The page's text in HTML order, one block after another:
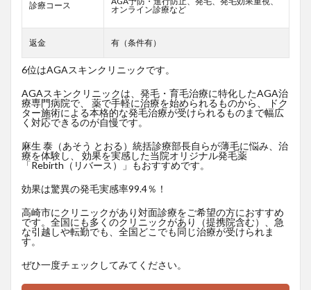
診療コース
オンライン診療など
返金 有（条件有）
6位はAGAスキンクリニックです。
AGAスキンクリニックは、発毛・育毛治療に特化したAGA治
療専門病院で、 薬で手軽に治療を始められるものから、 ドク
ター施術による本格的な発毛治療が受けられるものまで幅広
く対応できるのが自慢です。
麻生 泰（あそう とおる）統括診療部長自らが薄毛に悩み、治
療を体験し、 効果を実感した当院オリジナル発毛薬
「Rebirth（リバース）」もおすすめです。
効果は驚異の発毛実感率99.4％！
高崎市にクリニックがあり対面診療をご希望の方におすすめ
です。全国にも多くのクリニックがあり（提携院含む）、急
な引越しや転勤でも、全国どこでも同じ治療が受けられま
す。
ぜひ一度チェックしてみてください。